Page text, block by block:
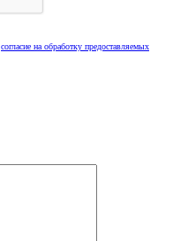
согласие на обработку предоставляемых